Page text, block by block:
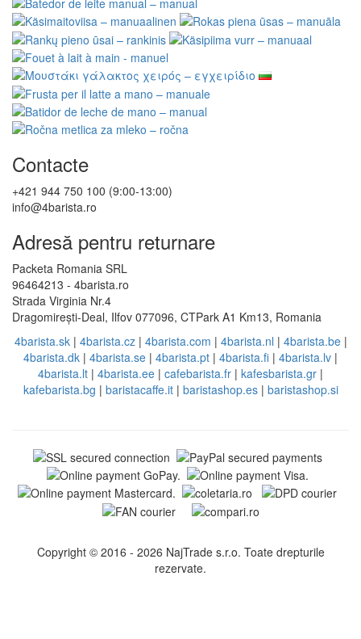
Contacte
+421 944 750 100 (9:00-13:00)
info@4barista.ro
Adresă pentru returnare
Packeta Romania SRL
96464213 - 4barista.ro
Strada Virginia Nr.4
Dragomirești-Deal, Ilfov 077096, CTPark A1 Km13, Romania
4barista.sk| 4barista.cz| 4barista.com | 4barista.nl | 4barista.be|
4barista.dk | 4barista.se | 4barista.pt | 4barista.fi | 4barista.lv |
4barista.lt | 4barista.ee | cafebarista.fr | kafesbarista.gr |
kafebarista.bg | baristacaffe.it| baristashop.es| baristashop.si
Copyright © 2016 - 2026 NajTrade s.r.o. Toate drepturile
rezervate.